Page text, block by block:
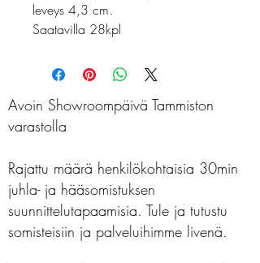
leveys 4,3 cm.
Saatavilla 28kpl
Avoin Showroompäivä Tammiston
varastolla
Rajattu määrä henkilökohtaisia 30min
juhla- ja hääsomistuksen
suunnittelutapaamisia. Tule ja tutustu
somisteisiin ja palveluihimme livenä.